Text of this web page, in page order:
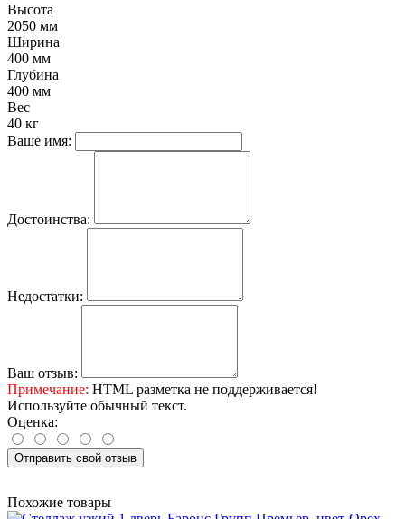
Высота
2050 мм
Ширина
400 мм
Глубина
400 мм
Вес
40 кг
Ваше имя:
Достоинства:
Недостатки:
Ваш отзыв:
Примечание: HTML разметка не поддерживается!
Используйте обычный текст.
Оценка:
Отправить свой отзыв
Похожие товары